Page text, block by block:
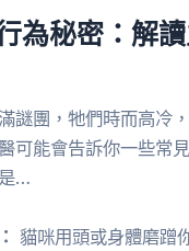
為秘密：解
謎團，牠們時而高冷
可能會告訴你一些常
…
貓咪用頭或身體磨蹭